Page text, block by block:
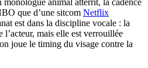
que d’une sitcom Netflix
est dans la discipline vocale : la
l’acteur, mais elle est verrouillée
joue le timing du visage contre la